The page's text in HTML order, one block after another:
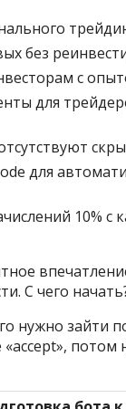
без
с
для
для
10% с
С чего
нужно зайти
потом